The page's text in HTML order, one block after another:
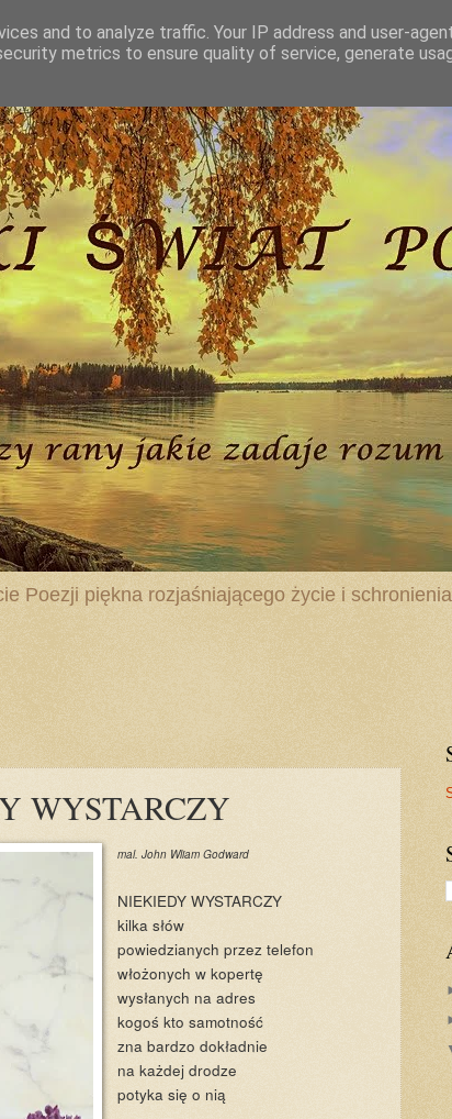
Poezji piękna rozjaśniającego życie i
WYSTARCZY
mal. John Wliam Godward
NIEKIEDY WYSTARCZY
kilka słów
powiedzianych przez telefon
włożonych w kopertę
wysłanych na adres
kogoś kto samotność
zna bardzo dokładnie
na każdej drodze
potyka się o nią
and to analyze traffic. Your IP address and user-
metrics to ensure quality of service, generate